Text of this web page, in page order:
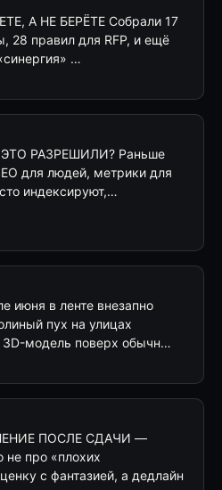
А НЕ БЕРЁТЕ Собрали 17
28 правил для RFP, и ещё
…
РАЗРЕШИЛИ? Раньше
для людей, метрики для
индексируют,…
в ленте внезапно
пух на улицах
модель поверх обычн…
ПОСЛЕ СДАЧИ —
про «плохих
с фантазией, а дедлайн